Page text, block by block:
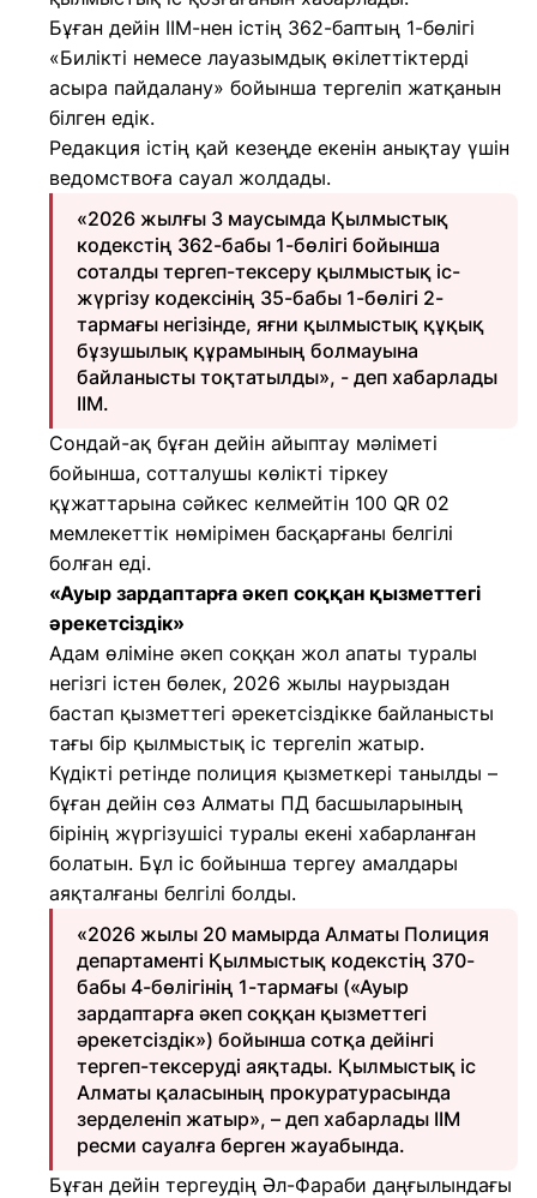
Бұған дейін ІІМ-нен істің 362-баптың 1-бөлігі
«Билікті немесе лауазымдық өкілеттіктерді
асыра пайдалану» бойынша тергеліп жатқанын
білген едік.
Редакция істің қай кезеңде екенін анықтау үшін
ведомствоға сауал жолдады.
«2026 жылғы 3 маусымда Қылмыстық
кодекстің 362-бабы 1-бөлігі бойынша
соталды тергеп-тексеру қылмыстық іс-
жүргізу кодексінің 35-бабы 1-бөлігі 2-
тармағы негізінде, яғни қылмыстық құқық
бұзушылық құрамының болмауына
байланысты тоқтатылды», - деп хабарлады
ІІМ.
Сондай-ақ бұған дейін айыптау мәліметі
бойынша, сотталушы көлікті тіркеу
құжаттарына сәйкес келмейтін 100 QR 02
мемлекеттік нөмірімен басқарғаны белгілі
болған еді.
«Ауыр зардаптарға әкеп соққан қызметтегі
әрекетсіздік»
Адам өліміне әкеп соққан жол апаты туралы
негізгі істен бөлек, 2026 жылы наурыздан
бастап қызметтегі әрекетсіздікке байланысты
тағы бір қылмыстық іс тергеліп жатыр.
Күдікті ретінде полиция қызметкері танылды –
бұған дейін сөз Алматы ПД басшыларының
бірінің жүргізушісі туралы екені хабарланған
болатын. Бұл іс бойынша тергеу амалдары
аяқталғаны белгілі болды.
«2026 жылы 20 мамырда Алматы Полиция
департаменті Қылмыстық кодекстің 370-
бабы 4-бөлігінің 1-тармағы («Ауыр
зардаптарға әкеп соққан қызметтегі
әрекетсіздік») бойынша сотқа дейінгі
тергеп-тексеруді аяқтады. Қылмыстық іс
Алматы қаласының прокуратурасында
зерделеніп жатыр», – деп хабарлады ІІМ
ресми сауалға берген жауабында.
Бұған дейін тергеудің Әл-Фараби даңғылындағы